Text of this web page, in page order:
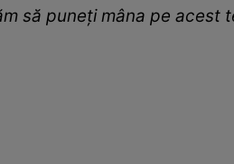
să puneți mâna pe acest